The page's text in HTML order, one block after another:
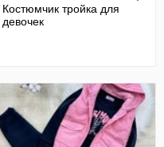
Костюмчик тройка для
девочек